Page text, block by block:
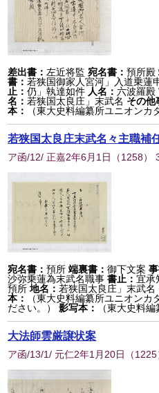
差出書： 左近将監 宛名書：預所殿
書：若狭国御家人宮河」入道乗蓮
止：仍」執達如件 人名：六波羅殿
名：若狭国太良庄」末武名 その他
本：
（東大史料編纂所ユニオンカ
若狭国太良庄末武名々主職補
ア函/12/ 正嘉2年6月1日 （1258）
宛名書：預所 端裏書：御下文案
沙弥乗蓮為末武名職事書止：宜承
預所 地名：若狭国太良庄」末武名
本：
（東大史料編纂所ユニオンカ
ださい。）
影写本： （東大史料編
大法師雲厳譲状案
ア函/13/1/ 元仁2年1月20日 （1225